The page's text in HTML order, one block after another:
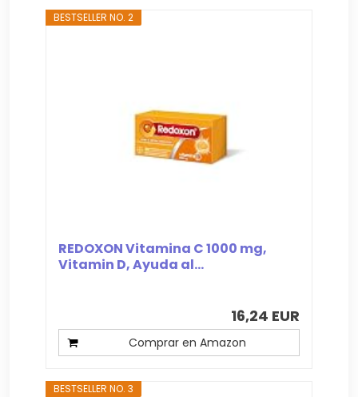
BESTSELLER NO. 2
REDOXON Vitamina C 1000 mg,
Vitamin D, Ayuda al...
16,24 EUR
Comprar en Amazon
BESTSELLER NO. 3